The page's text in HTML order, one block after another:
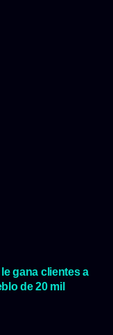
gana clientes a
de 20 mil